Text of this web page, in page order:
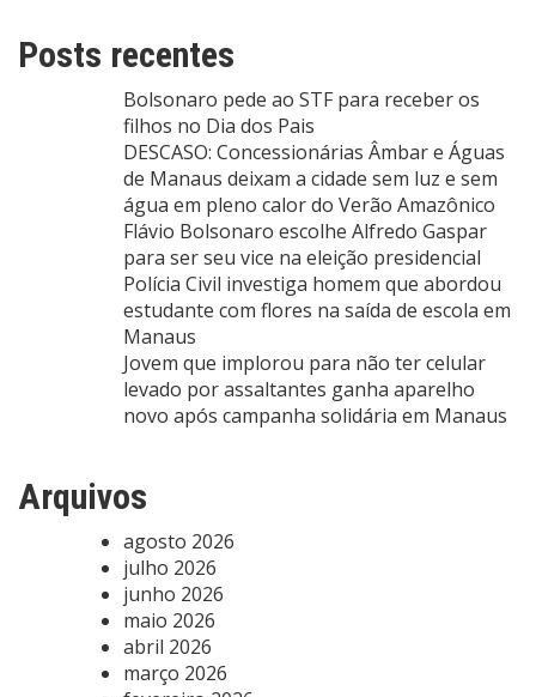
Posts recentes
Bolsonaro pede ao STF para receber os
filhos no Dia dos Pais
DESCASO: Concessionárias Âmbar e Águas
de Manaus deixam a cidade sem luz e sem
água em pleno calor do Verão Amazônico
Flávio Bolsonaro escolhe Alfredo Gaspar
para ser seu vice na eleição presidencial
Polícia Civil investiga homem que abordou
estudante com flores na saída de escola em
Manaus
Jovem que implorou para não ter celular
levado por assaltantes ganha aparelho
novo após campanha solidária em Manaus
Arquivos
agosto 2026
julho 2026
junho 2026
maio 2026
abril 2026
março 2026